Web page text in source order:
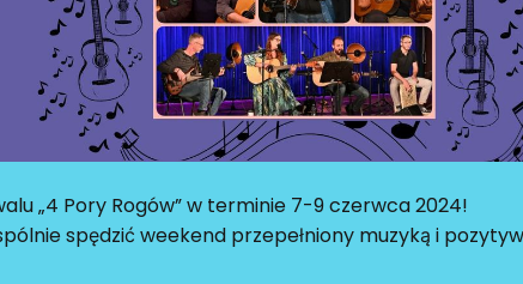
„4 Pory Rogów” w terminie 7-9 czerwca 2024!
spędzić weekend przepełniony muzyką i